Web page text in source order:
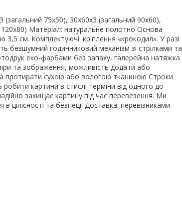
(загальний 75x50), 30x60x3 (загальний 90x60),
Матеріал: натуральне полотно Основа
см. Комплектуючі: кріплення «крокодил». У разі
безшумний годинниковий механізм зі стрілками та
еко-фарбами без запаху, галерейна натяжка
та зображення, можливість додати або
протирати сухою або вологою тканиною Строки
картини в стислі терміни від одного до
захищає картину під час перевезення. Ми
та безпеці! Доставка: перевізниками